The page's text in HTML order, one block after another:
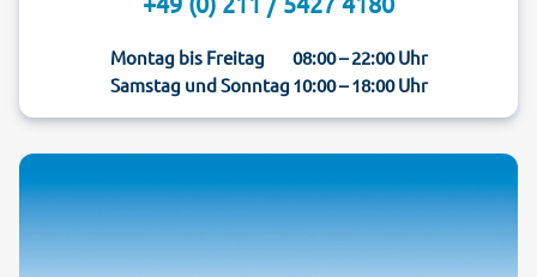
Montag bis Freitag
08:00 – 22:00 Uhr
Samstag und Sonntag10:00 – 18:00 Uhr